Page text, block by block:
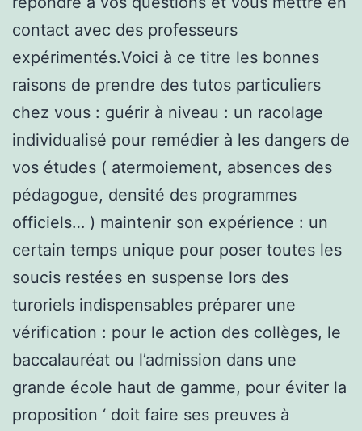
contact avec des professeurs
expérimentés.Voici à ce titre les bonnes
raisons de prendre des tutos particuliers
chez vous : guérir à niveau : un racolage
individualisé pour remédier à les dangers de
vos études ( atermoiement, absences des
pédagogue, densité des programmes
officiels… ) maintenir son expérience : un
certain temps unique pour poser toutes les
soucis restées en suspense lors des
turoriels indispensables préparer une
vérification : pour le action des collèges, le
baccalauréat ou l’admission dans une
grande école haut de gamme, pour éviter la
proposition ‘ doit faire ses preuves à